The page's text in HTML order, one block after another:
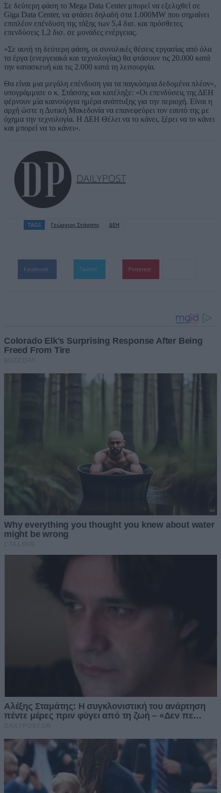
Σε δεύτερη φάση το Mega Data Center μπορεί να εξελιχθεί σε
Giga Data Center, να φτάσει δηλαδή στα 1.000MW που σημαίνει
επιπλέον επένδυση της τάξης των 5,4 δισ. και πρόσθετες
επενδύσεις 1,2 δισ. σε μονάδες ενέργειας.
«Σε αυτή τη δεύτερη φάση, οι συνολικές θέσεις εργασίας από όλα
τα έργα (ενεργειακά και τεχνολογίας) θα φτάσουν τις 20.000 κατά
την κατασκευή και τις 2.000 κατά τη λειτουργία.
Θα είναι μια μεγάλη επένδυση για τα παγκόσμια δεδομένα πλέον»,
υπογράμμισε ο κ. Στάσσης και κατέληξε: «Οι επενδύσεις της ΔΕΗ
φέρνουν μία καινούργια ημέρα ανάπτυξης για την περιοχή. Είναι η
αρχή ώστε η Δυτική Μακεδονία να επανεφεύρει τον εαυτό της με
όχημα την τεχνολογία. Η ΔΕΗ Θέλει να το κάνει, ξέρει να το κάνει
και μπορεί να το κάνει».
DAILYPOST
TAGS Γεώργιος Στάσσης ΔΕΗ
Facebook Twitter Pinterest